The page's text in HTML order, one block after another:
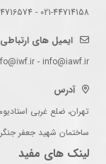
021-44714158 - 021-44716574 - 021-44714489
ایمیل های ارتباطی
- info@iawf.ir
آدرس
تهران، ضلع غربی
ساختمان شهید جعفر
لینک های مفید